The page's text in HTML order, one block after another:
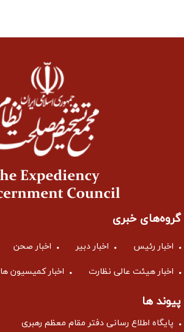
گروه‌های خبری
اخبار رئیس اخبار دبیر اخبار صحن
اخبار هیئت عالی نظارت اخبار کمیسیون ها
پیوند ها
پایگاه اطلاع رسانی دفتر مقام معظم رهبری